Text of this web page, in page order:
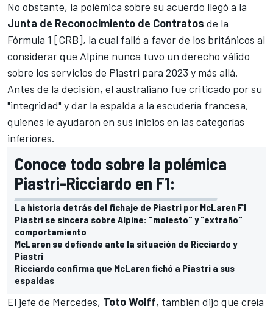
No obstante, la polémica sobre su acuerdo llegó a la
Junta de Reconocimiento de Contratos de la
Fórmula 1 [CRB], la cual falló a favor de los británicos al
considerar que Alpine nunca tuvo un derecho válido
sobre los servicios de Piastri para 2023 y más allá.
Antes de la decisión, el australiano fue criticado por su
"integridad" y dar la espalda a la escudería francesa,
quienes le ayudaron en sus inicios en las categorías
inferiores.
Conoce todo sobre la polémica
Piastri-Ricciardo en F1:
La historia detrás del fichaje de Piastri por McLaren F1
Piastri se sincera sobre Alpine: "molesto" y "extraño"
comportamiento
McLaren se defiende ante la situación de Ricciardo y
Piastri
Ricciardo confirma que McLaren fichó a Piastri a sus
espaldas
El jefe de Mercedes, Toto Wolff, también dijo que creía